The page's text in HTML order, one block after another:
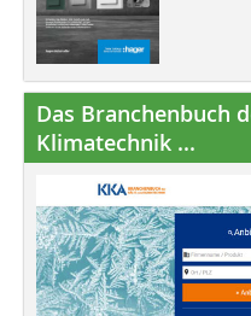
Das Branchenbuch
Klimatechnik ...